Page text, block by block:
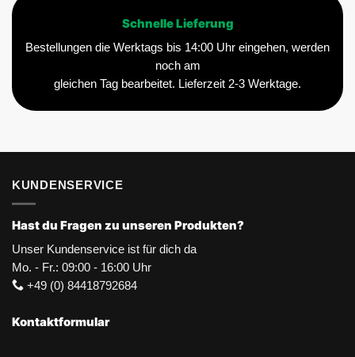
Schnelle Lieferung
Bestellungen die Werktags bis 14:00 Uhr eingehen, werden
noch am
gleichen Tag bearbeitet. Lieferzeit 2-3 Werktage.
KUNDENSERVICE
Hast du Fragen zu unseren Produkten?
Unser Kundenservice ist für dich da
Mo. - Fr.: 09:00 - 16:00 Uhr
+49 (0) 84418792684
Kontaktformular